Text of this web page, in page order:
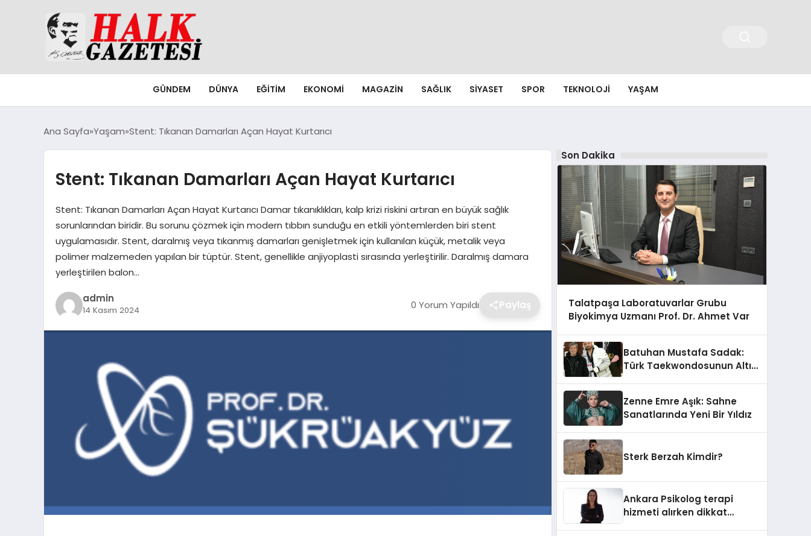
GÜNDEM DÜNYA EĞITIM EKONOMI MAGAZIN SAĞLIK SIYASET SPOR TEKNOLOJI YAŞAM
Ana Sayfa Yaşam Stent: Tıkanan Damarları Açan Hayat Kurtarıcı
Stent: Tıkanan Damarları Açan Hayat Kurtarıcı
Stent: Tıkanan Damarları Açan Hayat Kurtarıcı Damar tıkanıklıkları, kalp krizi riskini artıran en büyük sağlık
sorunlarından biridir. Bu sorunu çözmek için modern tıbbın sunduğu en etkili yöntemlerden biri stent
uygulamasıdır. Stent, daralmış veya tıkanmış damarları genişletmek için kullanılan küçük, metalik veya
polimer malzemeden yapılan bir tüptür. Stent, genellikle anjiyoplasti sırasında yerleştirilir. Daralmış damara
yerleştirilen balon…
admin
14 Kasım 2024 0 Yorum Yapıldı Paylaş
Son Dakika
Talatpaşa Laboratuvarlar Grubu
Biyokimya Uzmanı Prof. Dr. Ahmet Var
Batuhan Mustafa Sadak:
Türk Taekwondosunun Altın
Zenne Emre Aşık: Sahne
Sanatlarında Yeni Bir Yıldız
Sterk Berzah Kimdir?
Ankara Psikolog terapi
hizmeti alırken dikkat